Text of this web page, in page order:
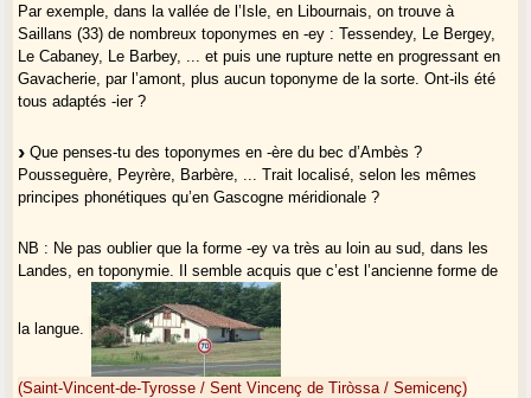
Par exemple, dans la vallée de l’Isle, en Libournais, on trouve à
Saillans (33) de nombreux toponymes en -ey : Tessendey, Le Bergey,
Le Cabaney, Le Barbey, ... et puis une rupture nette en progressant en
Gavacherie, par l’amont, plus aucun toponyme de la sorte. Ont-ils été
tous adaptés -ier ?
Que penses-tu des toponymes en -ère du bec d’Ambès ?
Pousseguère, Peyrère, Barbère, ... Trait localisé, selon les mêmes
principes phonétiques qu’en Gascogne méridionale ?
NB : Ne pas oublier que la forme -ey va très au loin au sud, dans les
Landes, en toponymie. Il semble acquis que c’est l’ancienne forme de
la langue.
(Saint-Vincent-de-Tyrosse / Sent Vincenç de Tiròssa / Semicenç)